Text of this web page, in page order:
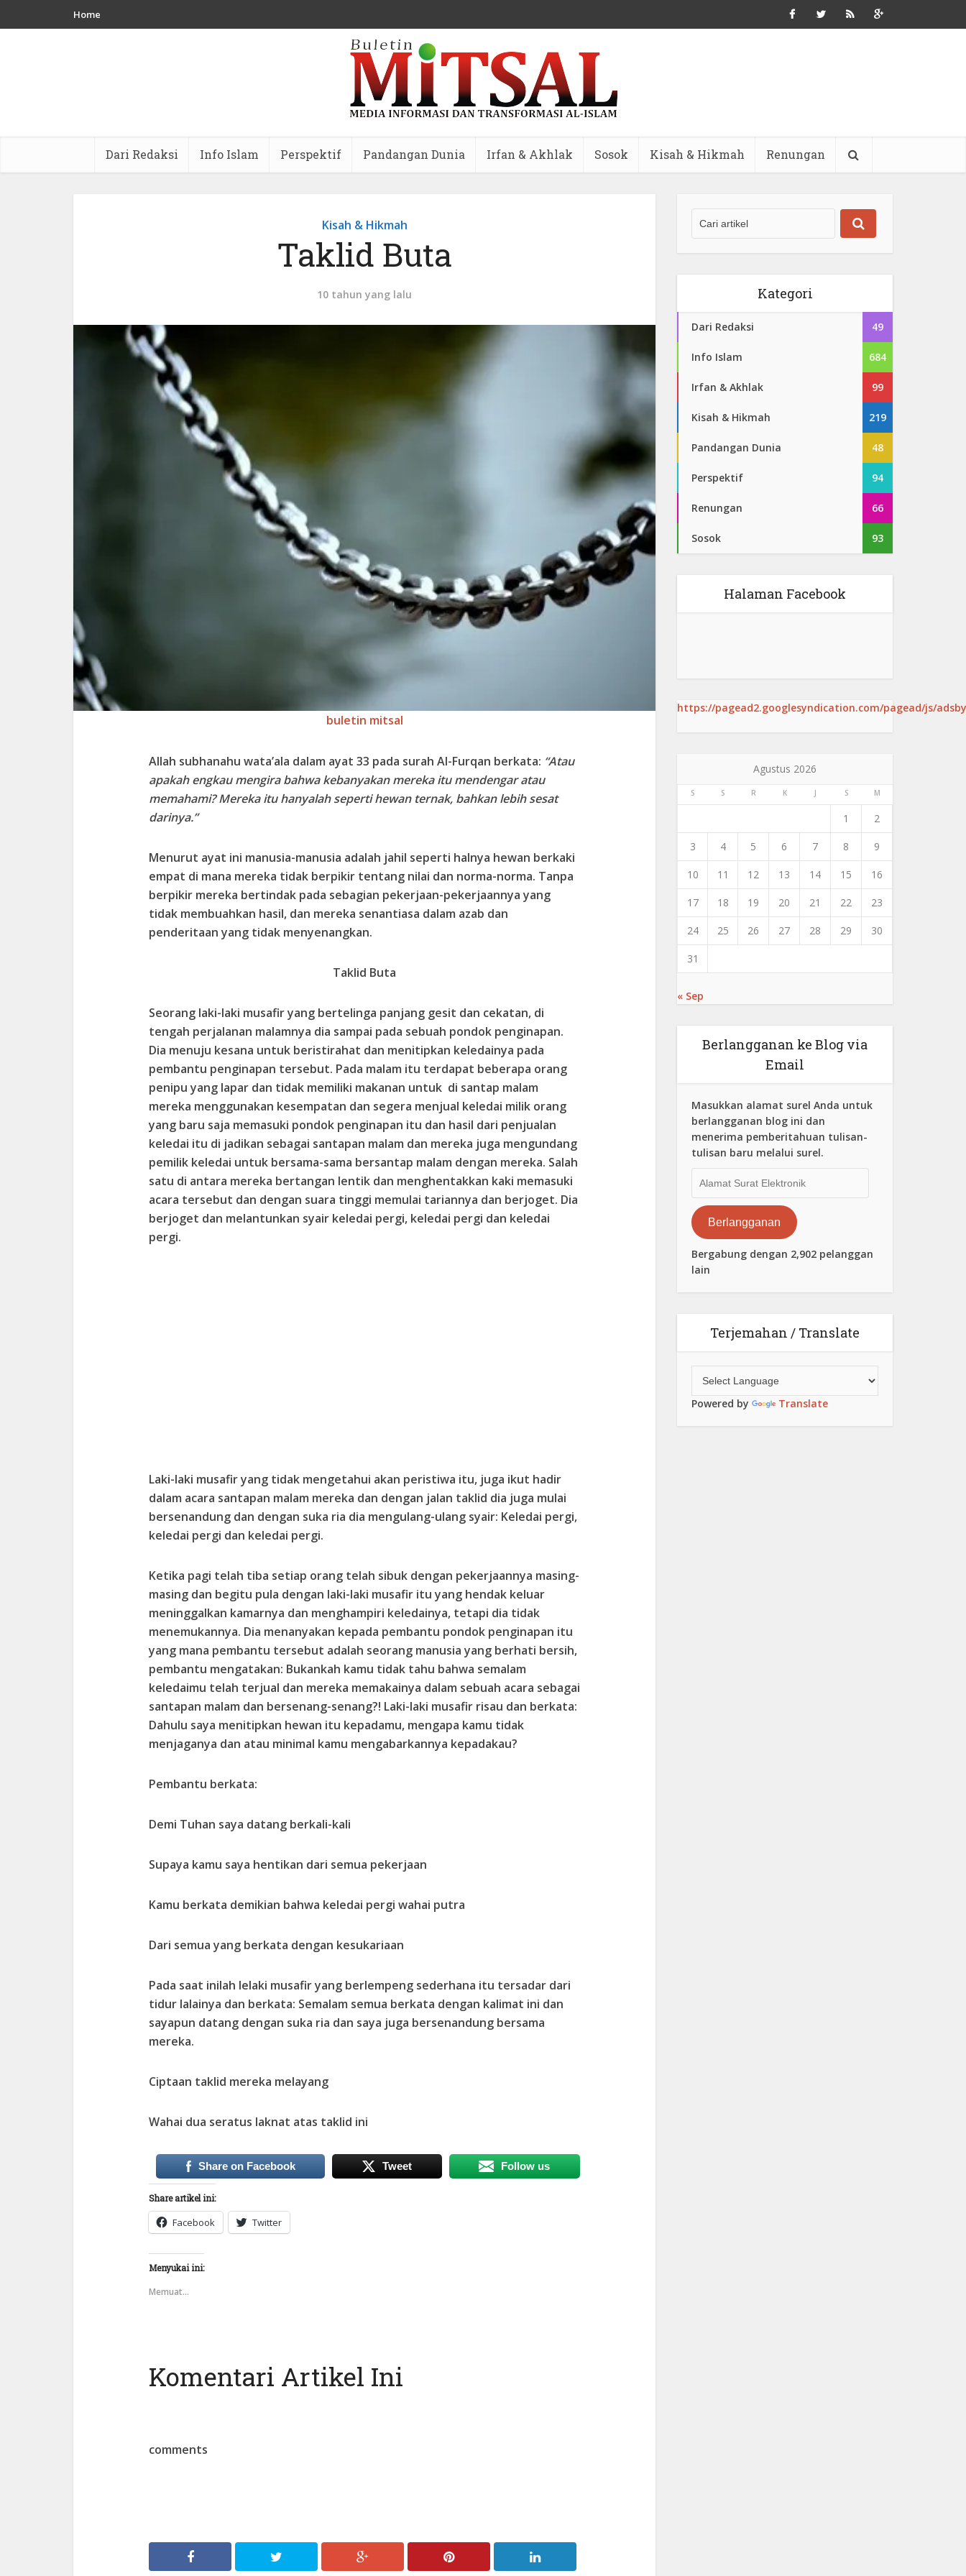
Home
Dari Redaksi Info Islam Perspektif Pandangan Dunia Irfan & Akhlak Sosok Kisah & Hikmah Renungan
Kisah & Hikmah
Taklid Buta
10 tahun yang lalu
buletin mitsal
Allah subhanahu wata’ala dalam ayat 33 pada surah Al-Furqan berkata: “Atau
apakah engkau mengira bahwa kebanyakan mereka itu mendengar atau
memahami? Mereka itu hanyalah seperti hewan ternak, bahkan lebih sesat
darinya.”
Menurut ayat ini manusia-manusia adalah jahil seperti halnya hewan berkaki
empat di mana mereka tidak berpikir tentang nilai dan norma-norma. Tanpa
berpikir mereka bertindak pada sebagian pekerjaan-pekerjaannya yang
tidak membuahkan hasil, dan mereka senantiasa dalam azab dan
penderitaan yang tidak menyenangkan.
Taklid Buta
Seorang laki-laki musafir yang bertelinga panjang gesit dan cekatan, di
tengah perjalanan malamnya dia sampai pada sebuah pondok penginapan.
Dia menuju kesana untuk beristirahat dan menitipkan keledainya pada
pembantu penginapan tersebut. Pada malam itu terdapat beberapa orang
penipu yang lapar dan tidak memiliki makanan untuk di santap malam
mereka menggunakan kesempatan dan segera menjual keledai milik orang
yang baru saja memasuki pondok penginapan itu dan hasil dari penjualan
keledai itu di jadikan sebagai santapan malam dan mereka juga mengundang
pemilik keledai untuk bersama-sama bersantap malam dengan mereka. Salah
satu di antara mereka bertangan lentik dan menghentakkan kaki memasuki
acara tersebut dan dengan suara tinggi memulai tariannya dan berjoget. Dia
berjoget dan melantunkan syair keledai pergi, keledai pergi dan keledai
pergi.
Laki-laki musafir yang tidak mengetahui akan peristiwa itu, juga ikut hadir
dalam acara santapan malam mereka dan dengan jalan taklid dia juga mulai
bersenandung dan dengan suka ria dia mengulang-ulang syair: Keledai pergi,
keledai pergi dan keledai pergi.
Ketika pagi telah tiba setiap orang telah sibuk dengan pekerjaannya masing-
masing dan begitu pula dengan laki-laki musafir itu yang hendak keluar
meninggalkan kamarnya dan menghampiri keledainya, tetapi dia tidak
menemukannya. Dia menanyakan kepada pembantu pondok penginapan itu
yang mana pembantu tersebut adalah seorang manusia yang berhati bersih,
pembantu mengatakan: Bukankah kamu tidak tahu bahwa semalam
keledaimu telah terjual dan mereka memakainya dalam sebuah acara sebagai
santapan malam dan bersenang-senang?! Laki-laki musafir risau dan berkata:
Dahulu saya menitipkan hewan itu kepadamu, mengapa kamu tidak
menjaganya dan atau minimal kamu mengabarkannya kepadakau?
Pembantu berkata:
Demi Tuhan saya datang berkali-kali
Supaya kamu saya hentikan dari semua pekerjaan
Kamu berkata demikian bahwa keledai pergi wahai putra
Dari semua yang berkata dengan kesukariaan
Pada saat inilah lelaki musafir yang berlempeng sederhana itu tersadar dari
tidur lalainya dan berkata: Semalam semua berkata dengan kalimat ini dan
sayapun datang dengan suka ria dan saya juga bersenandung bersama
mereka.
Ciptaan taklid mereka melayang
Wahai dua seratus laknat atas taklid ini
Share on Facebook Tweet Follow us
Share artikel ini:
Facebook Twitter
Menyukai ini:
Memuat...
Komentari Artikel Ini
comments
Kategori
Dari Redaksi 49
Info Islam 684
Irfan & Akhlak 99
Kisah & Hikmah 219
Pandangan Dunia 48
Perspektif 94
Renungan 66
Sosok 93
Halaman Facebook
https://pagead2.googlesyndication.com/pagead/js/
Agustus 2026
S S R K J S M
1 2
3 4 5 6 7 8 9
10 11 12 13 14 15 16
17 18 19 20 21 22 23
24 25 26 27 28 29 30
31
« Sep
Berlangganan ke Blog via
Email
Masukkan alamat surel Anda untuk
berlangganan blog ini dan
menerima pemberitahuan tulisan-
tulisan baru melalui surel.
Surat
Elektronik
Berlangganan
Bergabung dengan 2,902 pelanggan
lain
Terjemahan / Translate
Powered by Translate